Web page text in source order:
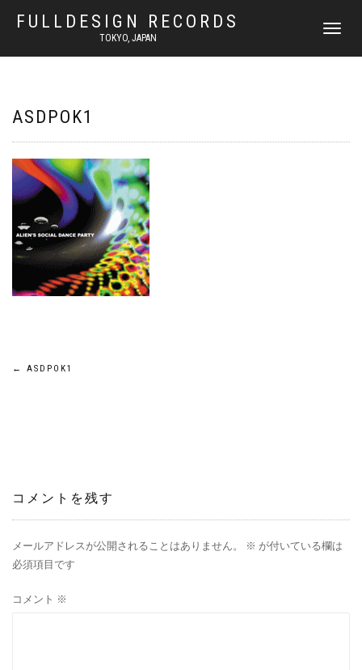
FULLDESIGN RECORDS
TOKYO, JAPAN
ナ
ゲ
ASDPOK1
← ASDPOK1
コメントを残す
メールアドレスが公開されることはありません。 ※ が付いている欄は
必須項目です
コメント ※